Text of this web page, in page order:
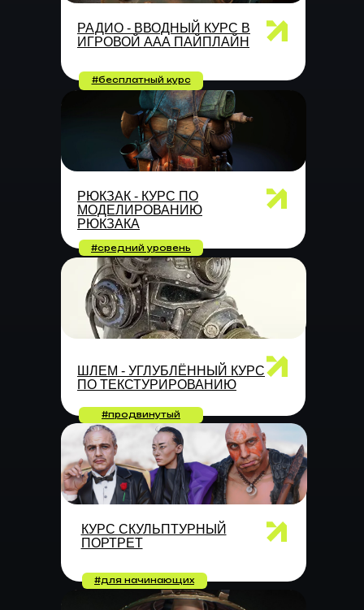
РАДИО - ВВОДНЫЙ КУРС В
ИГРОВОЙ ААА ПАЙПЛАЙН
#бесплатный курс
РЮКЗАК - КУРС ПО
МОДЕЛИРОВАНИЮ
РЮКЗАКА
#средний уровень
ШЛЕМ - УГЛУБЛЁННЫЙ КУРС
ПО ТЕКСТУРИРОВАНИЮ
#продвинутый
КУРС СКУЛЬПТУРНЫЙ
ПОРТРЕТ
#для начинающих